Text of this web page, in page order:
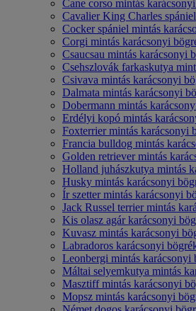
Cane corso mintás
Cavalier King Charles
Cocker spániel mintás
Corgi mintás karácsonyi
Csaucsau mintás karácsonyi
Csehszlovák farkaskutya
Csivava mintás karácsonyi
Dalmata mintás karácsonyi
Dobermann mintás
Erdélyi kopó mintás
Foxterrier mintás karácsonyi
Francia bulldog mintás
Golden retriever mintás
Holland juhászkutya mintás
Husky mintás karácsonyi
Ír szetter mintás karácsonyi
Jack Russel terrier mintás
Kis olasz agár karácsonyi
Kuvasz mintás karácsonyi
Labradoros karácsonyi
Leonbergi mintás karácsonyi
Máltai selyemkutya mintás
Masztiff mintás karácsonyi
Mopsz mintás karácsonyi